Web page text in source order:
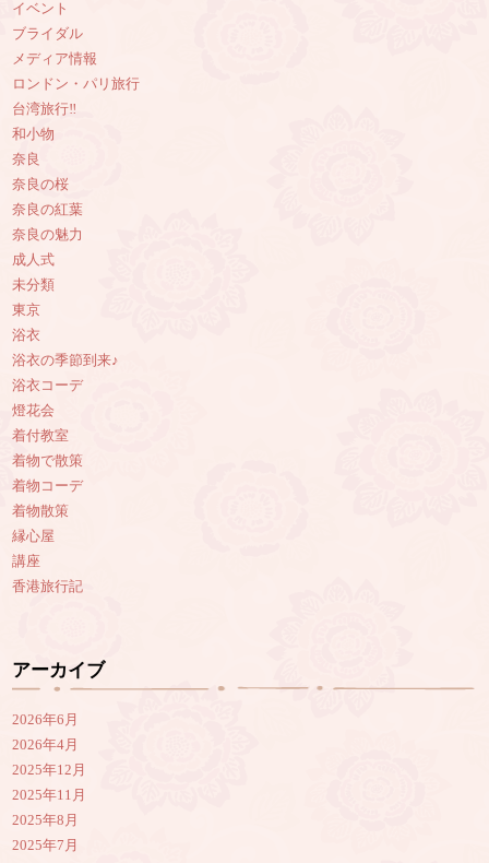
イベント
ブライダル
メディア情報
ロンドン・パリ旅行
台湾旅行‼︎
和小物
奈良
奈良の桜
奈良の紅葉
奈良の魅力
成人式
未分類
東京
浴衣
浴衣の季節到来♪
浴衣コーデ
燈花会
着付教室
着物で散策
着物コーデ
着物散策
縁心屋
講座
香港旅行記
アーカイブ
2026年6月
2026年4月
2025年12月
2025年11月
2025年8月
2025年7月